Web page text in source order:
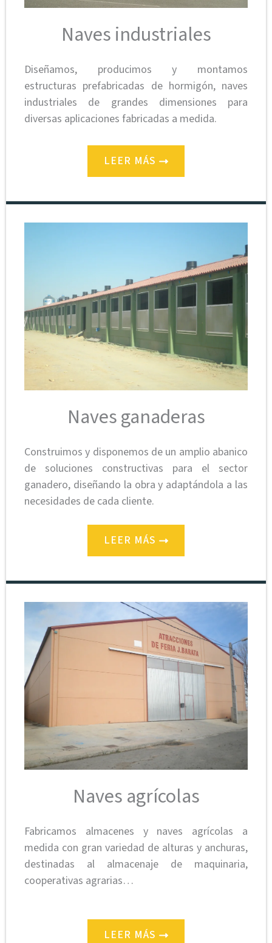
Naves industriales
Diseñamos, producimos y montamos
estructuras prefabricadas de hormigón, naves
industriales de grandes dimensiones para
diversas aplicaciones fabricadas a medida.
LEER MÁS
Naves ganaderas
Construimos y disponemos de un amplio abanico
de soluciones constructivas para el sector
ganadero, diseñando la obra y adaptándola a las
necesidades de cada cliente.
LEER MÁS
Naves agrícolas
Fabricamos almacenes y naves agrícolas a
medida con gran variedad de alturas y anchuras,
destinadas al almacenaje de maquinaria,
cooperativas agrarias…
LEER MÁS